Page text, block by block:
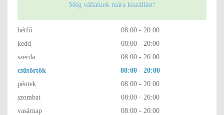
Még vállalunk mára kiszállást!
hétfő
08:00 - 20:00
kedd
08:00 - 20:00
szerda
08:00 - 20:00
csütörtök
08:00 - 20:00
péntek
08:00 - 20:00
szombat
08:00 - 20:00
vasárnap
08:00 - 20:00